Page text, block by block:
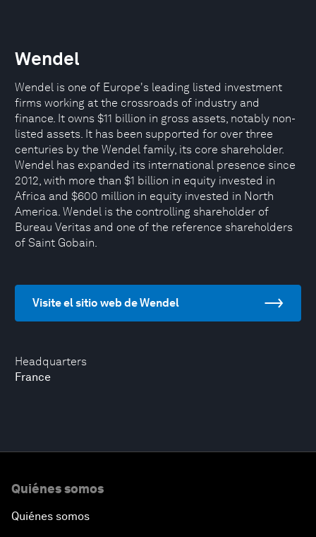
Headquarters
France
Wendel
Wendel is one of Europe's leading listed investment
firms working at the crossroads of industry and
finance. It owns $11 billion in gross assets, notably non-
listed assets. It has been supported for over three
centuries by the Wendel family, its core shareholder.
Wendel has expanded its international presence since
2012, with more than $1 billion in equity invested in
Africa and $600 million in equity invested in North
America. Wendel is the controlling shareholder of
Bureau Veritas and one of the reference shareholders
of Saint Gobain.
Visite el sitio web de Wendel
Quiénes somos
Quiénes somos